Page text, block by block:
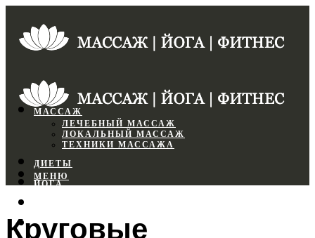
МАССАЖ
ЛЕЧЕБНЫЙ МАССАЖ
ЛОКАЛЬНЫЙ МАССАЖ
ТЕХНИКИ МАССАЖА
ДИЕТЫ
ЙОГА
ФИТНЕС
МЕНЮ
Круговые